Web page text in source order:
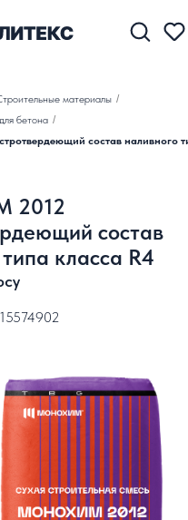
материалы /
бетона /
состав наливного
состав
класса R4